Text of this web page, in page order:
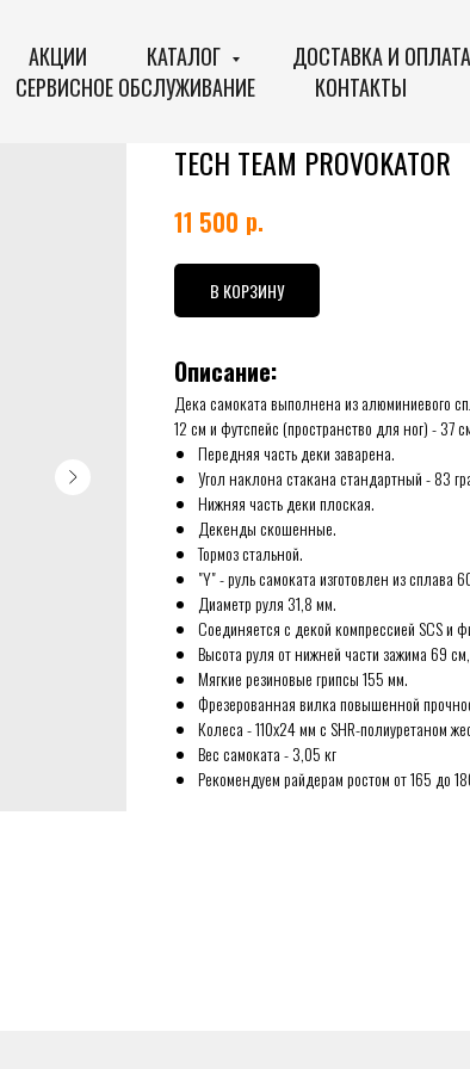
АКЦИИ КАТАЛОГ
ДОСТАВКА И ОПЛАТА
СЕРВИСНОЕ ОБСЛУЖИВАНИЕ
КОНТАКТЫ
TECH TEAM PROVOKATOR
11 500 р.
В КОРЗИНУ
Описание:
Дека самоката выполнена из алюминиевого
12 см и футспейс (пространство для ног) - 37
Передняя часть деки заварена.
Угол наклона стакана стандартный - 83
Нижняя часть деки плоская.
Декенды скошенные.
Тормоз стальной.
"Y" - руль самоката изготовлен из сплава
Диаметр руля 31,8 мм.
Соединяется с декой компрессией SCS и
Высота руля от нижней части зажима 69
Мягкие резиновые грипсы 155 мм.
Фрезерованная вилка повышенной
Колеса - 110х24 мм с SHR-полиуретаном
Вес самоката - 3,05 кг
Рекомендуем райдерам ростом от 165 до